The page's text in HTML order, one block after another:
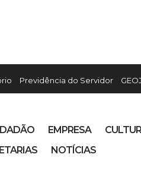
Previdência do Servidor
EMPRESA
NOTÍCIAS